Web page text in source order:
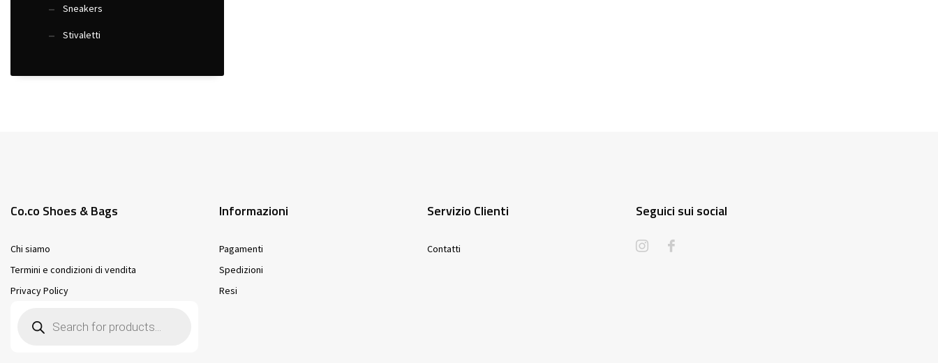
Sneakers
Stivaletti
Co.co Shoes & Bags
Chi siamo
Termini e condizioni di vendita
Privacy Policy
search
Informazioni
Pagamenti
Spedizioni
Resi
Servizio Clienti
Contatti
Seguici sui social